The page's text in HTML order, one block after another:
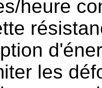
heure
les